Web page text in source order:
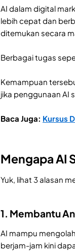
AI dalam digital
lebih cepat dan
ditemukan secara
Berbagai tugas
Kemampuan
jika penggunaan AI
Baca Juga: Kursus
Mengapa AI
Yuk, lihat 3 alasan
1. Membantu
AI mampu
berjam-jam kini